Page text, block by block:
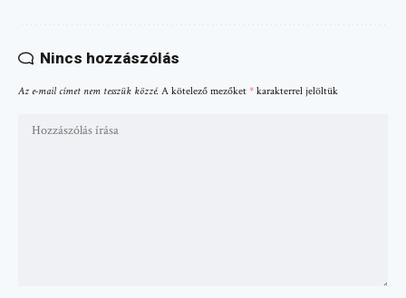
Nincs hozzászólás
Az e-mail címet nem tesszük közzé. A kötelező mezőket * karakterrel jelöltük